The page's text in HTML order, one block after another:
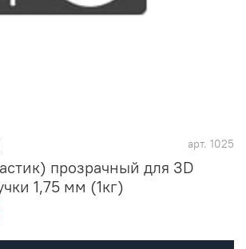
арт. 1025
прозрачный для 3D
1,75 мм (1кг)